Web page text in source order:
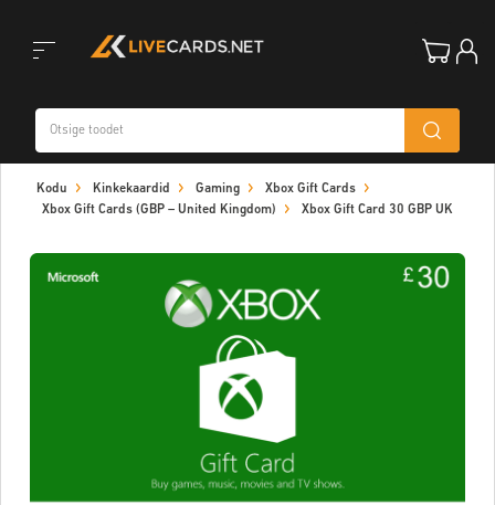
navigation
Kodu Kinkekaardid Gaming
Xbox Gift Cards
Xbox Gift Cards (GBP – United Kingdom)
Xbox Gift Card 30 GBP UK